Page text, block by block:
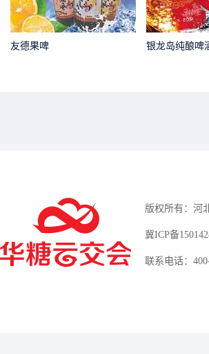
友德果啤 银龙岛纯酿啤
版权所有：河
冀ICP备
联系电话：